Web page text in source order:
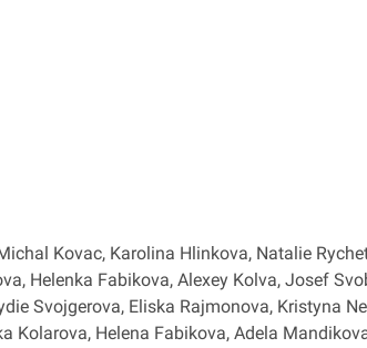
Kovac, Karolina Hlinkova, Natalie
Helenka Fabikova, Alexey Kolva, Josef
Svojgerova, Eliska Rajmonova, Kristyna
Kolarova, Helena Fabikova, Adela